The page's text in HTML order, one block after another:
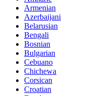
Armenian
Azerbaijani
Belarusian
Bengali
Bosnian
Bulgarian
Cebuano
Chichewa
Corsican
Croatian